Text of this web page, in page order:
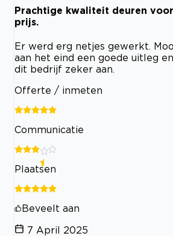
Prachtige kwaliteit deuren
prijs.
Er werd erg netjes gewerkt.
aan het eind een goede uitleg
dit bedrijf zeker aan.
Offerte / inmeten
Communicatie
Plaatsen
Beveelt aan
7 April 2025